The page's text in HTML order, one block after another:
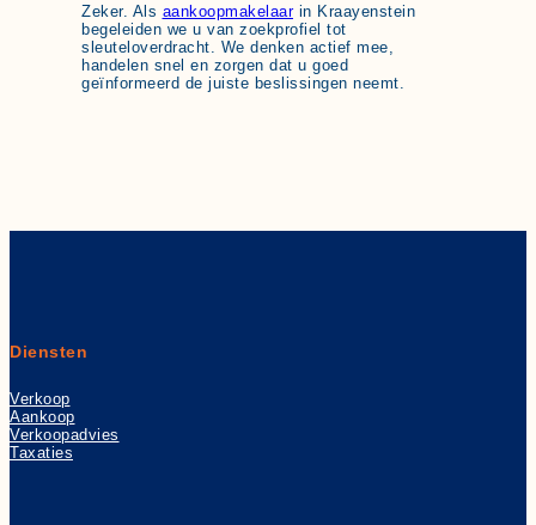
Zeker. Als aankoopmakelaarin Kraayenstein
begeleiden we u van zoekprofiel tot
sleuteloverdracht. We denken actief mee,
handelen snel en zorgen dat u goed
geïnformeerd de juiste beslissingen neemt.
Diensten
Verkoop
Aankoop
Verkoopadvies
Taxaties